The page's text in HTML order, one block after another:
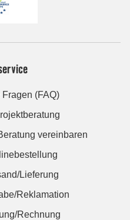
(FAQ)
vereinbaren
Lieferung
Reklamation
Rechnung